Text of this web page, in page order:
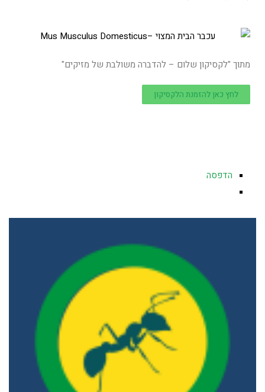
מתוך "לקסיקון שלום – להדברה משולבת של מזיקים"
לחץ כאן להזמנת הלקסיקון
הדפסה